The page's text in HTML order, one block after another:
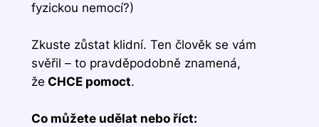
fyzickou nemocí?)
Zkuste zůstat klidní. Ten člověk se vám
svěřil – to pravděpodobně znamená,
že CHCE pomoct.
Co můžete udělat nebo říct: